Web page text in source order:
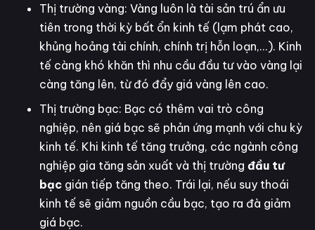
Thị trường vàng: Vàng luôn là tài sản trú ẩn ưu
tiên trong thời kỳ bất ổn kinh tế (lạm phát cao,
khủng hoảng tài chính, chính trị hỗn loạn,...). Kinh
tế càng khó khăn thì nhu cầu đầu tư vào vàng lại
càng tăng lên, từ đó đẩy giá vàng lên cao.
Thị trường bạc: Bạc có thêm vai trò công
nghiệp, nên giá bạc sẽ phản ứng mạnh với chu kỳ
kinh tế. Khi kinh tế tăng trưởng, các ngành công
nghiệp gia tăng sản xuất và thị trường đầu tư
bạc gián tiếp tăng theo. Trái lại, nếu suy thoái
kinh tế sẽ giảm nguồn cầu bạc, tạo ra đà giảm
giá bạc.